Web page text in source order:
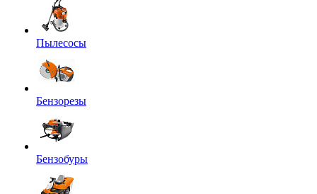
Пылесосы
Бензорезы
Бензобуры